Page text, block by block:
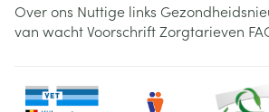
Over ons Nuttige links
van wachtVoorschriftZorgtarieven